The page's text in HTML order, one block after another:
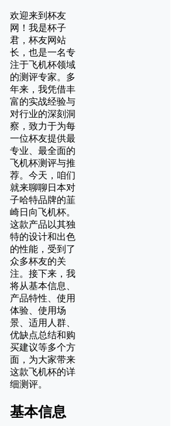
欢迎来到杯友
网！我是杯子
君，杯友网站
长，也是一名专
注于飞机杯领域
的测评专家。多
年来，我凭借丰
富的实战经验与
对行业的深刻洞
察，致力于为每
一位杯友提供最
专业、最全面的
飞机杯测评与推
荐。今天，咱们
就来聊聊日本对
子哈特品牌的韮
崎日向飞机杯。
这款产品以其独
特的设计和出色
的性能，受到了
众多杯友的关
注。接下来，我
将从基本信息、
产品特性、使用
体验、使用场
景、适用人群、
优缺点总结和购
买建议等多个方
面，为大家带来
这款飞机杯的详
细测评。
基本信息